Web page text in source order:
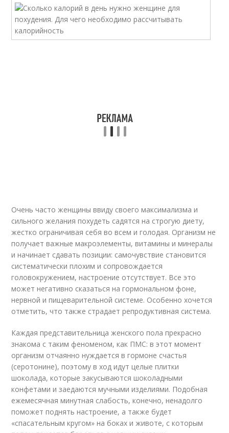
Очень часто женщины ввиду своего максимализма и
сильного желания похудеть садятся на строгую диету,
жестко ограничивая себя во всем и голодая. Организм не
получает важные макроэлементы, витамины и минералы
и начинает сдавать позиции: самочувствие становится
систематически плохим и сопровождается
головокружением, настроение отсутствует. Все это
может негативно сказаться на гормональном фоне,
нервной и пищеварительной системе. Особенно хочется
отметить, что также страдает репродуктивная система.
Каждая представительница женского пола прекрасно
знакома с таким феноменом, как ПМС: в этот момент
организм отчаянно нуждается в гормоне счастья
(серотонине), поэтому в ход идут целые плитки
шоколада, которые закусываются шоколадными
конфетами и заедаются мучными изделиями. Подобная
ежемесячная минутная слабость, конечно, ненадолго
поможет поднять настроение, а также будет
«спасательным кругом» на боках и животе, с которым